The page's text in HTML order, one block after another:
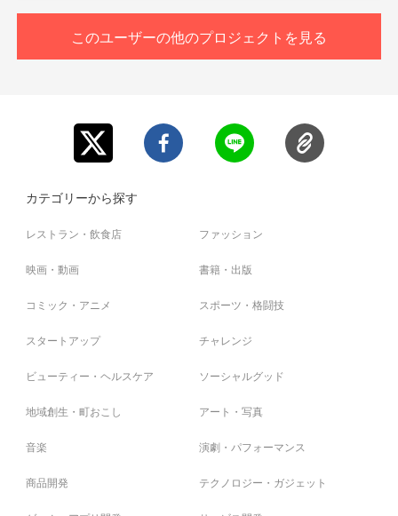
このリターンを購入する
このユーザーの他のプロジェクトを見る
カテゴリーから探す
レストラン・飲食店 ファッション
映画・動画 書籍・出版
コミック・アニメ スポーツ・格闘技
スタートアップ チャレンジ
ビューティー・ヘルスケア ソーシャルグッド
地域創生・町おこし アート・写真
音楽 演劇・パフォーマンス
商品開発 テクノロジー・ガジェット